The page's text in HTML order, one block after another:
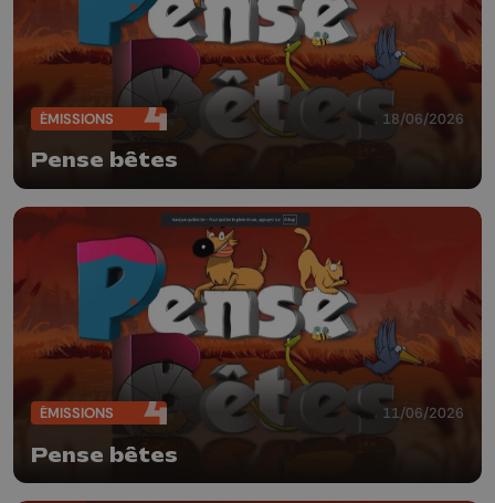
ÉMISSIONS 18/06/2026
Pense bêtes
ÉMISSIONS 11/06/2026
Pense bêtes